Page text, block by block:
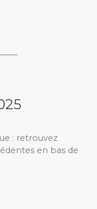
: retrouvez
en bas de